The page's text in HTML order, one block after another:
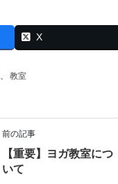
X
、 教室
前の記事
【重要】ヨガ教室につ
いて